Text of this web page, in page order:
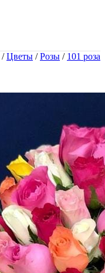
/ Цветы / Розы / 101 роза